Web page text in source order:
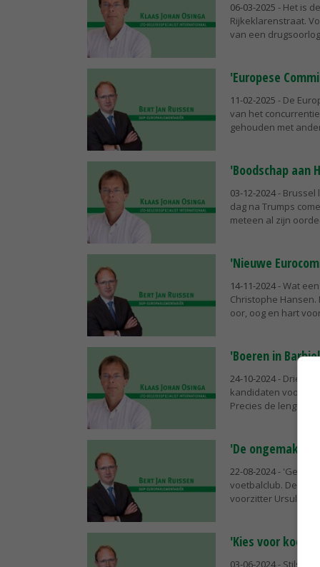
06-03-2025 - Het is
Rijkeklarenstraat.
van een
'Europese
11-02-2025 - De
van het
gehouden met
'Boodschap aan
03-12-2024- Brussel
dag na Trumps
meteen al zijn
'Nieuwe
14-11-2024- Wat
Christophe
oor, oog en hart
'Boeren in
24-10-2024- Drie
kandidaten voor de
Precies de lengte
'De
22-08-2024- 'Geen
voetbalclub. De
voorzitter Ursula
'Kies voor
03-06-2024-